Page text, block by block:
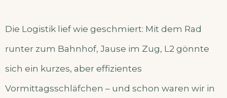
Die Logistik lief wie geschmiert: Mit dem Rad
runter zum Bahnhof, Jause im Zug, L2 gönnte
sich ein kurzes, aber effizientes
Vormittagsschläfchen – und schon waren wir in